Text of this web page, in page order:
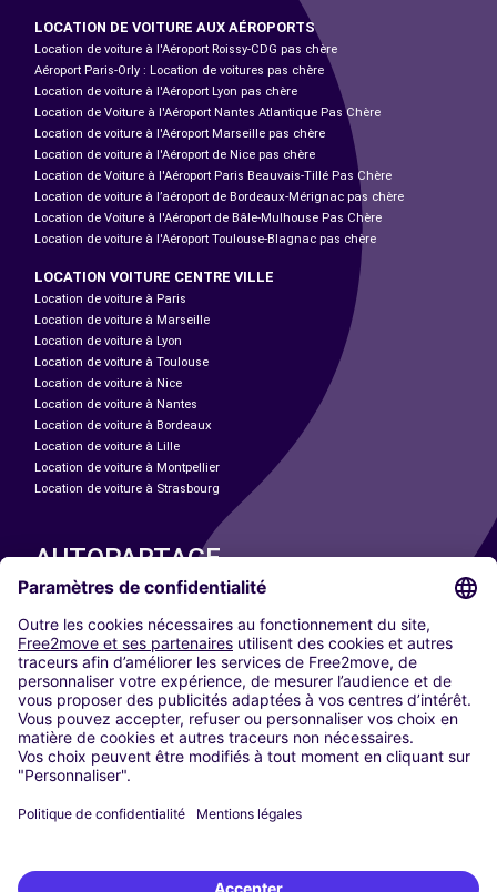
LOCATION DE VOITURE AUX AÉROPORTS
Location de voiture à l'Aéroport Roissy-CDG pas chère
Aéroport Paris-Orly : Location de voitures pas chère
Location de voiture à l'Aéroport Lyon pas chère
Location de Voiture à l'Aéroport Nantes Atlantique Pas Chère
Location de voiture à l'Aéroport Marseille pas chère
Location de voiture à l'Aéroport de Nice pas chère
Location de Voiture à l'Aéroport Paris Beauvais-Tillé Pas Chère
Location de voiture à l’aéroport de Bordeaux-Mérignac pas chère
Location de Voiture à l'Aéroport de Bâle-Mulhouse Pas Chère
Location de voiture à l'Aéroport Toulouse-Blagnac pas chère
LOCATION VOITURE CENTRE VILLE
Location de voiture à Paris
Location de voiture à Marseille
Location de voiture à Lyon
Location de voiture à Toulouse
Location de voiture à Nice
Location de voiture à Nantes
Location de voiture à Bordeaux
Location de voiture à Lille
Location de voiture à Montpellier
Location de voiture à Strasbourg
AUTOPARTAGE
Paris
Madrid
Washington DC
Milan
Rome
Turin
Vienne
Berlin
Düsseldorf